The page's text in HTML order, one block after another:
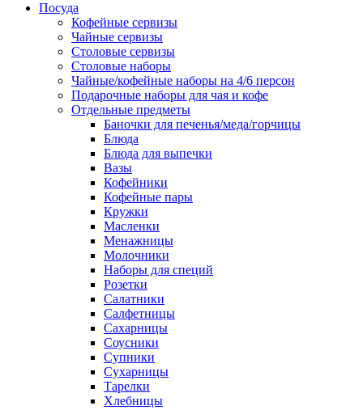
Посуда
Кофейные сервизы
Чайные сервизы
Столовые сервизы
Столовые наборы
Чайные/кофейные наборы на 4/6 персон
Подарочные наборы для чая и кофе
Отдельные предметы
Баночки для печенья/меда/горчицы
Блюда
Блюда для выпечки
Вазы
Кофейники
Кофейные пары
Кружки
Масленки
Менажницы
Молочники
Наборы для специй
Розетки
Салатники
Салфетницы
Сахарницы
Соусники
Супники
Сухарницы
Тарелки
Хлебницы